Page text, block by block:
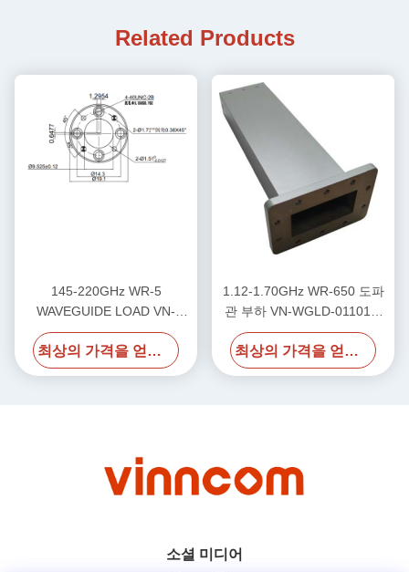
Related Products
145-220GHz WR-5
WAVEGUIDE LOAD VN-
WGLD-145220-WR5
최상의 가격을 얻으세요
1.12-1.70GHz WR-650 도파
관 부하 VN-WGLD-011017-
WR650
최상의 가격을 얻으세요
소셜 미디어